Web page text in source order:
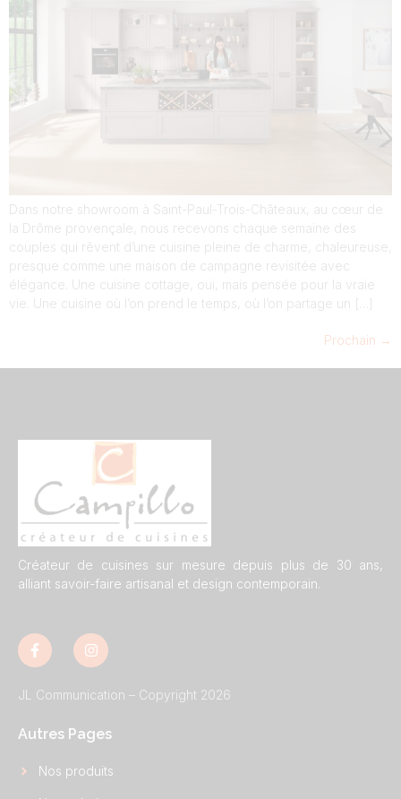
Dans notre showroom à Saint-Paul-Trois-Châteaux, au cœur de
la Drôme provençale, nous recevons chaque semaine des
couples qui rêvent d’une cuisine pleine de charme, chaleureuse,
presque comme une maison de campagne revisitée avec
élégance. Une cuisine cottage, oui, mais pensée pour la vraie
vie. Une cuisine où l’on prend le temps, où l’on partage un […]
Prochain →
Créateur de cuisines sur mesure depuis plus de 30 ans,
alliant savoir-faire artisanal et design contemporain.
JL Communication – Copyright 2026
Autres Pages
Nos produits